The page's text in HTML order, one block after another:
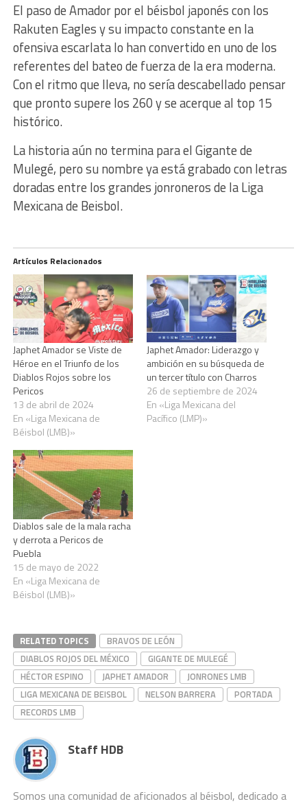
El paso de Amador por el béisbol japonés con los
Rakuten Eagles y su impacto constante en la
ofensiva escarlata lo han convertido en uno de los
referentes del bateo de fuerza de la era moderna.
Con el ritmo que lleva, no sería descabellado pensar
que pronto supere los 260 y se acerque al top 15
histórico.
La historia aún no termina para el Gigante de
Mulegé, pero su nombre ya está grabado con letras
doradas entre los grandes jonroneros de la Liga
Mexicana de Beisbol.
Artículos Relacionados
Japhet Amador se Viste de
Héroe en el Triunfo de los
Diablos Rojos sobre los
Pericos
13 de abril de 2024
En «Liga Mexicana de
Béisbol (LMB)»
Japhet Amador: Liderazgo y
ambición en su búsqueda de
un tercer título con Charros
26 de septiembre de 2024
En «Liga Mexicana del
Pacífico (LMP)»
Diablos sale de la mala racha
y derrota a Pericos de
Puebla
15 de mayo de 2022
En «Liga Mexicana de
Béisbol (LMB)»
RELATED TOPICS
BRAVOS DE LEÓN
DIABLOS ROJOS DEL MÉXICO
GIGANTE DE MULEGÉ
HÉCTOR ESPINO
JAPHET AMADOR
JONRONES LMB
LIGA MEXICANA DE BEISBOL
NELSON BARRERA
PORTADA
RECORDS LMB
Staff HDB
Somos una comunidad de aficionados al béisbol, dedicado a